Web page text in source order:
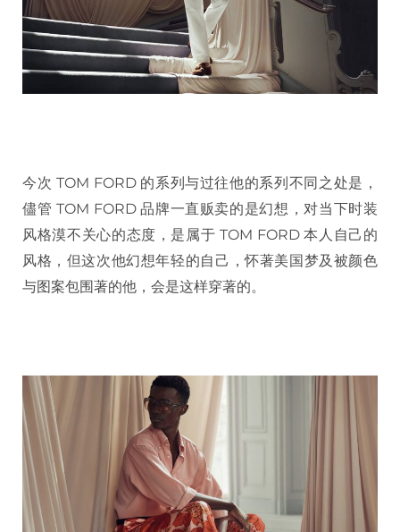
今次 TOM FORD 的系列与过往他的系列不同之处是，
儘管 TOM FORD 品牌一直贩卖的是幻想，对当下时装
风格漠不关心的态度，是属于 TOM FORD 本人自己的
风格，但这次他幻想年轻的自己，怀著美国梦及被颜色
与图案包围著的他，会是这样穿著的。